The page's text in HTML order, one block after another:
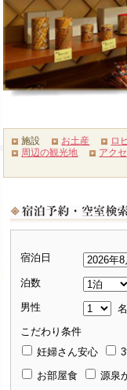
施設 お土産 ロ
周辺の観光地
アク
宿泊日
泊数
男性
名
こだわり条件
妊婦さん安心
お部屋食
源泉